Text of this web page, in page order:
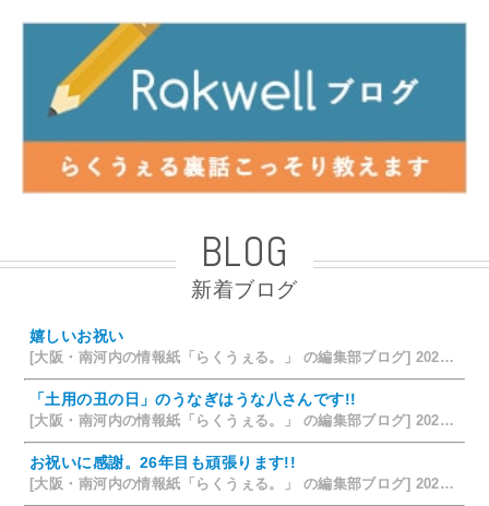
BLOG
新着ブログ
嬉しいお祝い
[大阪・南河内の情報紙「らくうぇる。」 の編集部ブログ] 2026/07/28 18:42
「土用の丑の日」のうなぎはうな八さんです!!
[大阪・南河内の情報紙「らくうぇる。」 の編集部ブログ] 2026/07/26 14:12
お祝いに感謝。26年目も頑張ります!!
[大阪・南河内の情報紙「らくうぇる。」 の編集部ブログ] 2026/07/25 15:35